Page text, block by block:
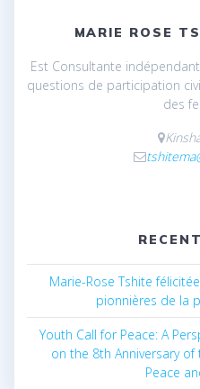
MARIE ROSE
Est Consultante
questions de participation
des
Marie-Rose Tshite
pionnières de la
Youth Call for Peace: A
on the 8th Anniversary of
Peace